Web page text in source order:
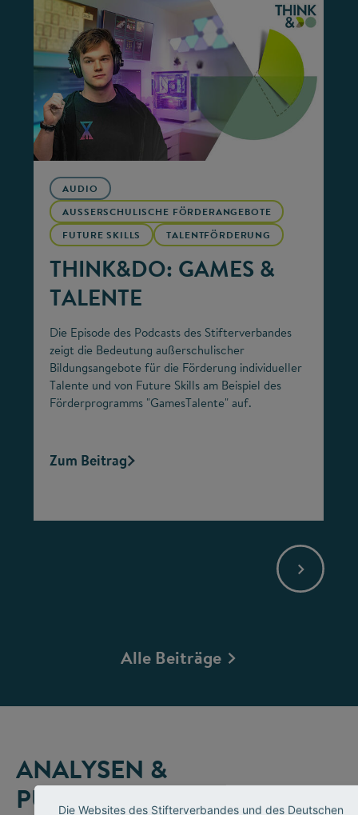
AUDIO
AUSSERSCHULISCHE FÖRDERANGEBOTE
FUTURE SKILLS
TALENTFÖRDERUNG
THINK&DO: GAMES &
TALENTE
Die Episode des Podcasts des Stifterverbandes
zeigt die Bedeutung außerschulischer
Bildungsangebote für die Förderung individueller
Talente und von Future Skills am Beispiel des
Förderprogramms "GamesTalente" auf.
Zum Beitrag
Alle Beiträge
ANALYSEN &
PUBLIKATIONEN
Die Websites des Stifterverbandes und des Deutschen